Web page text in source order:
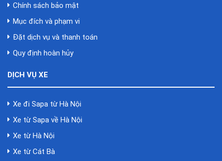
Chính sách bảo mật
Mục đích và phạm vi
Đặt dịch vụ và thanh toán
Quy định hoàn hủy
DỊCH VỤ XE
Xe đi Sapa từ Hà Nội
Xe từ Sapa về Hà Nội
Xe từ Hà Nội
Xe từ Cát Bà